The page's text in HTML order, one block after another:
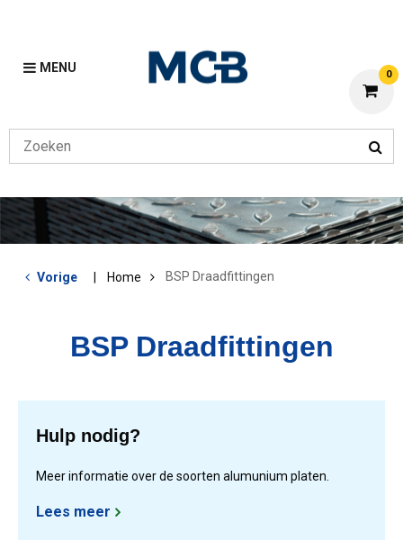
MENU 0
Vorige Home BSP Draadfittingen
BSP Draadfittingen
Hulp nodig?
Meer informatie over de soorten alumunium platen.
Lees meer